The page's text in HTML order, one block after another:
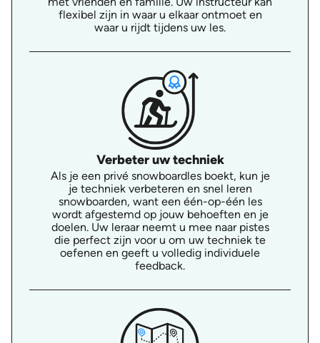
flexibel zijn in waar u elkaar ontmoet en
waar u rijdt tijdens uw les.
Verbeter uw techniek
Als je een privé snowboardles boekt, kun je
je techniek verbeteren en snel leren
snowboarden, want een één-op-één les
wordt afgestemd op jouw behoeften en je
doelen. Uw leraar neemt u mee naar pistes
die perfect zijn voor u om uw techniek te
oefenen en geeft u volledig individuele
feedback.